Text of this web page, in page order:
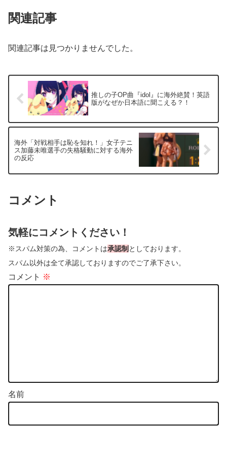
関連記事
関連記事は見つかりませんでした。
推しの子OP曲『idol』に海外絶賛！英語
版がなぜか日本語に聞こえる？！
海外「対戦相手は恥を知れ！」女子テニ
ス加藤未唯選手の失格騒動に対する海外
の反応
コメント
気軽にコメントください！
※スパム対策の為、コメントは承認制 としております。
スパム以外は全て承認しておりますのでご了承下さい。
コメント ※
名前